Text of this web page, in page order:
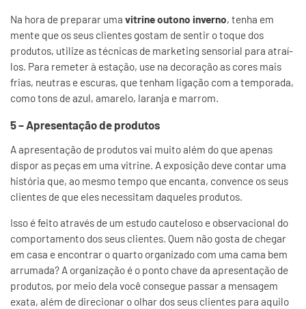
Na hora de preparar uma vitrine outono inverno, tenha em
mente que os seus clientes gostam de sentir o toque dos
produtos, utilize as técnicas de marketing sensorial para atraí-
los. Para remeter à estação, use na decoração as cores mais
frias, neutras e escuras, que tenham ligação com a temporada,
como tons de azul, amarelo, laranja e marrom.
5 – Apresentação de produtos
A apresentação de produtos vai muito além do que apenas
dispor as peças em uma vitrine. A exposição deve contar uma
história que, ao mesmo tempo que encanta, convence os seus
clientes de que eles necessitam daqueles produtos.
Isso é feito através de um estudo cauteloso e observacional do
comportamento dos seus clientes. Quem não gosta de chegar
em casa e encontrar o quarto organizado com uma cama bem
arrumada? A organização é o ponto chave da apresentação de
produtos, por meio dela você consegue passar a mensagem
exata, além de direcionar o olhar dos seus clientes para aquilo